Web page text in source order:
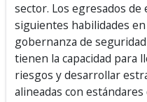
sector. Los egresados
siguientes habilidades
gobernanza de
tienen la capacidad para
riesgos y desarrollar
alineadas con